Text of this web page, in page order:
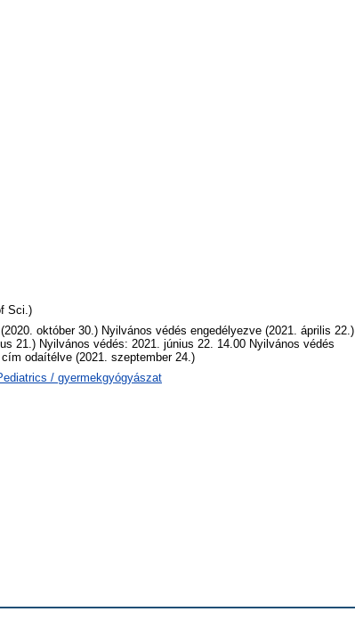
Sci.)
október 30.) Nyilvános védés engedélyezve (2021. április 22.)
21.) Nyilvános védés: 2021. június 22. 14.00 Nyilvános védés
odaítélve (2021. szeptember 24.)
/ gyermekgyógyászat